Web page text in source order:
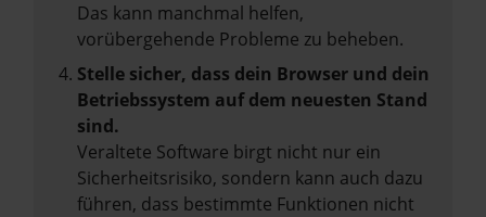
Das kann manchmal helfen,
vorübergehende Probleme zu beheben.
Stelle sicher, dass dein Browser und dein
Betriebssystem auf dem neuesten Stand
sind.
Veraltete Software birgt nicht nur ein
Sicherheitsrisiko, sondern kann auch dazu
führen, dass bestimmte Funktionen nicht